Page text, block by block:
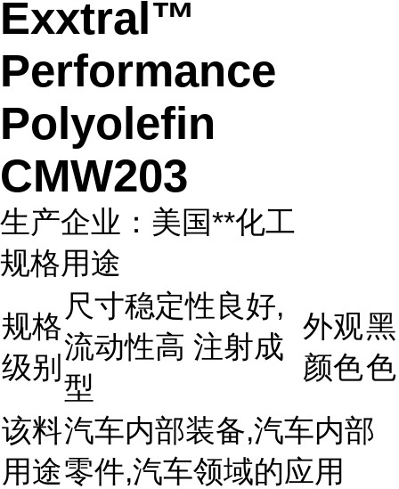
Exxtral™
Performance
Polyolefin
CMW203
生产企业：美国**化工
规格用途
规格
级别
尺寸稳定性良好,
流动性高 注射成
型
外观
颜色
黑
色
该料
用途
汽车内部装备,汽车内部
零件,汽车领域的应用